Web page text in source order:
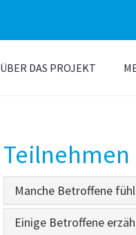
ÜBER DAS PROJEKT
Teilnehmen
Manche Betroffene
Einige Betroffene